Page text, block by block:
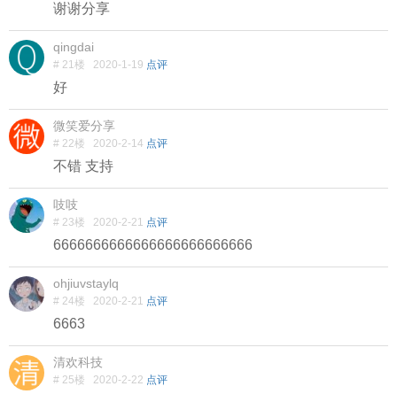
谢谢分享
qingdai
# 21楼 2020-1-19 点评
好
微笑爱分享
# 22楼 2020-2-14 点评
不错 支持
吱吱
# 23楼 2020-2-21 点评
6666666666666666666666666
ohjiuvstaylq
# 24楼 2020-2-21 点评
6663
清欢科技
# 25楼 2020-2-22 点评